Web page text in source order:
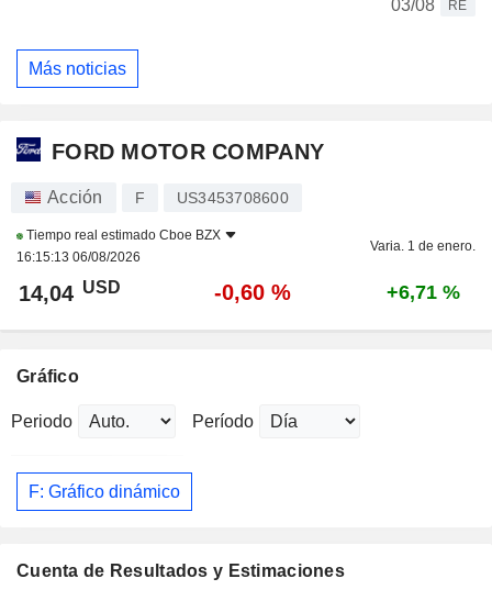
03/08
RE
Más noticias
FORD MOTOR COMPANY
Acción F US3453708600
Tiempo real estimado Cboe BZX
16:15:13 06/08/2026
Varia. 1 de enero.
14,04 USD -0,60 % +6,71 %
Gráfico
Periodo Período
F: Gráfico dinámico
Cuenta de Resultados y Estimaciones